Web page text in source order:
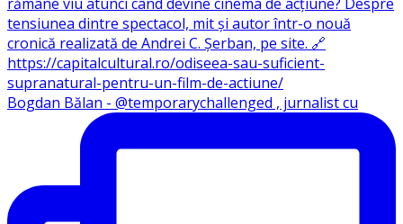
Bogdan Bălan - @temporarychallenged , jurnalist cu